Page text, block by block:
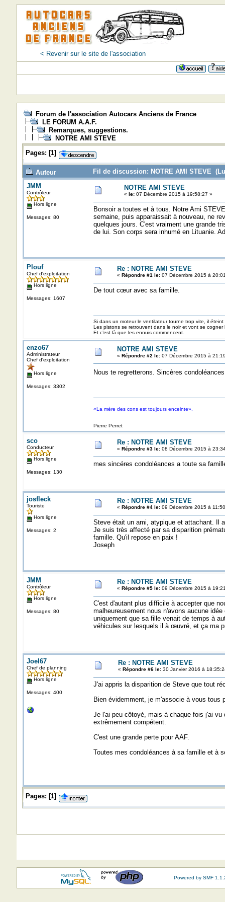
< Revenir sur le site de l'association
Forum de l'association Autocars Anciens de France
LE FORUM A.A.F.
Remarques, suggestions.
NOTRE AMI STEVE
Pages: [1]
Auteur
Fil de discussion: NOTRE AMI STEVE
JMM
Contrôleur
Hors ligne
Messages: 80
NOTRE AMI STEVE
« le:07 Décembre 2015 à 19:58:27 »
Bonsoir a toutes et à tous. Notre Ami
semaine, puis apparaissait à nouveau, ne
quelques jours. C'est vraiment une grande
de lui. Son corps sera inhumé en Lituanie.
Plouf
Chef d'exploitation
Hors ligne
Messages: 1607
Re : NOTRE AMI STEVE
« Répondre #1 le:07 Décembre 2015 à
De tout cœur avec sa famille.
Si dans un moteur le ventilateur tourne trop vite, il éteint
Les pistons se retrouvent dans le noir et vont se
Et c’est là que les ennuis commencent.
enzo67
Administrateur
Chef d'exploitation
Hors ligne
Messages: 3302
NOTRE AMI STEVE
« Répondre #2 le:07 Décembre 2015 à
Nous te regretterons. Sincères
«La mère des cons est toujours enceinte».
Pierre Perret
sco
Conducteur
Hors ligne
Messages: 130
Re : NOTRE AMI STEVE
« Répondre #3 le:08 Décembre 2015 à
mes sincéres condoléances a toute sa
josfleck
Touriste
Hors ligne
Messages: 2
Re : NOTRE AMI STEVE
« Répondre #4 le:09 Décembre 2015 à
Steve était un ami, atypique et attachant. Il
Je suis très affecté par sa disparition
famille. Qu'il repose en paix !
Joseph
JMM
Contrôleur
Hors ligne
Messages: 80
Re : NOTRE AMI STEVE
« Répondre #5 le:09 Décembre 2015 à
C'est d'autant plus difficile à accepter que
malheureusement nous n'avons aucune
uniquement que sa fille venait de temps à
véhicules sur lesquels il à œuvré, et ça ma
Joel67
Chef de planning
Hors ligne
Messages: 400
Re : NOTRE AMI STEVE
« Répondre #6 le:30 Janvier 2016 à
J'ai appris la disparition de Steve que tout
Bien évidemment, je m'associe à vous tous
Je l'ai peu côtoyé, mais à chaque fois j'ai
extrêmement compétent.
C'est une grande perte pour AAF.
Toutes mes condoléances à sa famille et à
Pages: [1]
Powered by SMF